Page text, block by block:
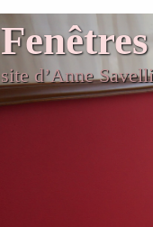
site d’Anne Savelli